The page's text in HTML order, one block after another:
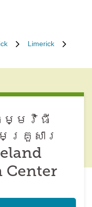
Limerick
មវិធី​
គ្រួសារ
Center